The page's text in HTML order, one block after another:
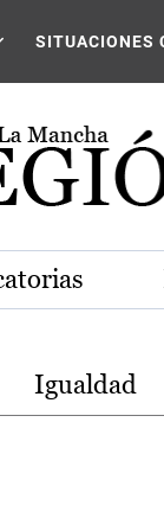
SITUACIONES
Igualdad